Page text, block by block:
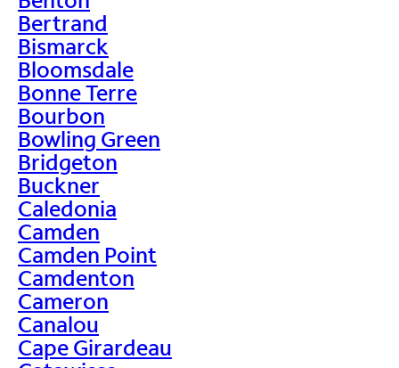
Bertrand
Bismarck
Bloomsdale
Bonne Terre
Bourbon
Bowling Green
Bridgeton
Buckner
Caledonia
Camden
Camden Point
Camdenton
Cameron
Canalou
Cape Girardeau